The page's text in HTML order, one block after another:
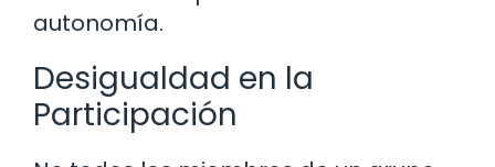
autonomía.
Desigualdad en la
Participación